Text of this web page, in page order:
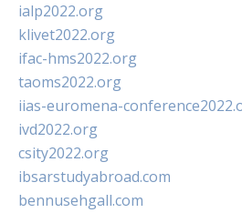
ialp2022.org
klivet2022.org
ifac-hms2022.org
taoms2022.org
iias-euromena-
ivd2022.org
csity2022.org
ibsarstudyabroad.com
bennusehgall.com